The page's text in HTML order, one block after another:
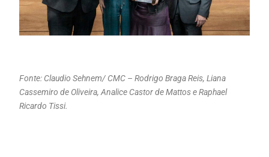
Fonte: Claudio Sehnem/ CMC – Rodrigo Braga Reis, Liana
Cassemiro de Oliveira, Analice Castor de Mattos e Raphael
Ricardo Tissi.